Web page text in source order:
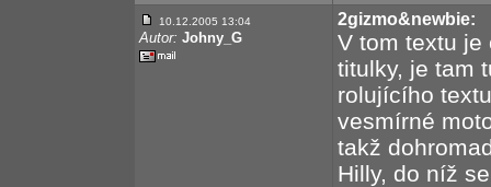
10.12.2005 13:04
Autor: Johny_G
2gizmo&newbie:
V tom textu
titulky, je tam
rolujícího
vesmírné
takž
Hilly, do níž